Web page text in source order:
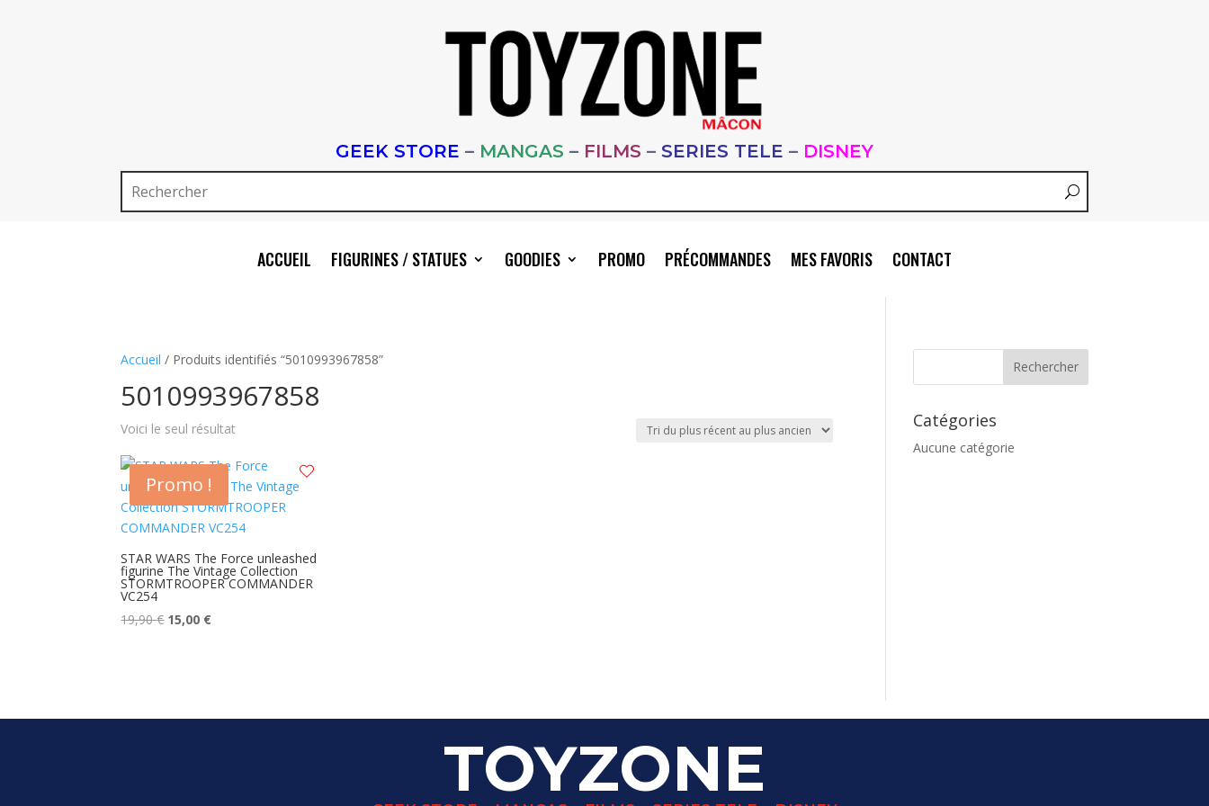
GEEK STORE – MANGAS – FILMS – SERIES TELE – DISNEY
ACCUEIL FIGURINES / STATUES GOODIES PROMO PRÉCOMMANDES MES FAVORIS CONTACT
Accueil / Produits identifiés “5010993967858”
5010993967858
Voici le seul résultat
Promo !
STAR WARS The Force unleashed
figurine The Vintage Collection
STORMTROOPER COMMANDER
VC254
19,90€ Le
15,00 €Le
Catégories
Aucune catégorie
TOYZONE